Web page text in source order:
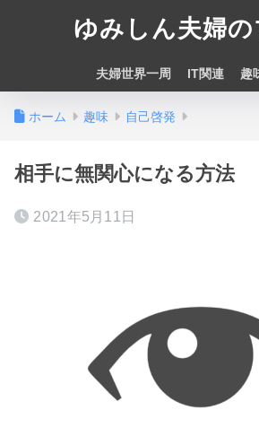
ゆみしん夫婦
夫婦世界一周 IT関連 趣
ホーム 趣味 自己啓発
相手に無関心になる方法
2021年5月11日